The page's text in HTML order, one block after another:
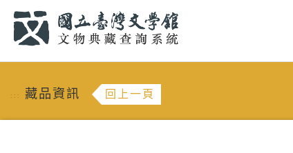
::: 藏品資訊 回上一頁